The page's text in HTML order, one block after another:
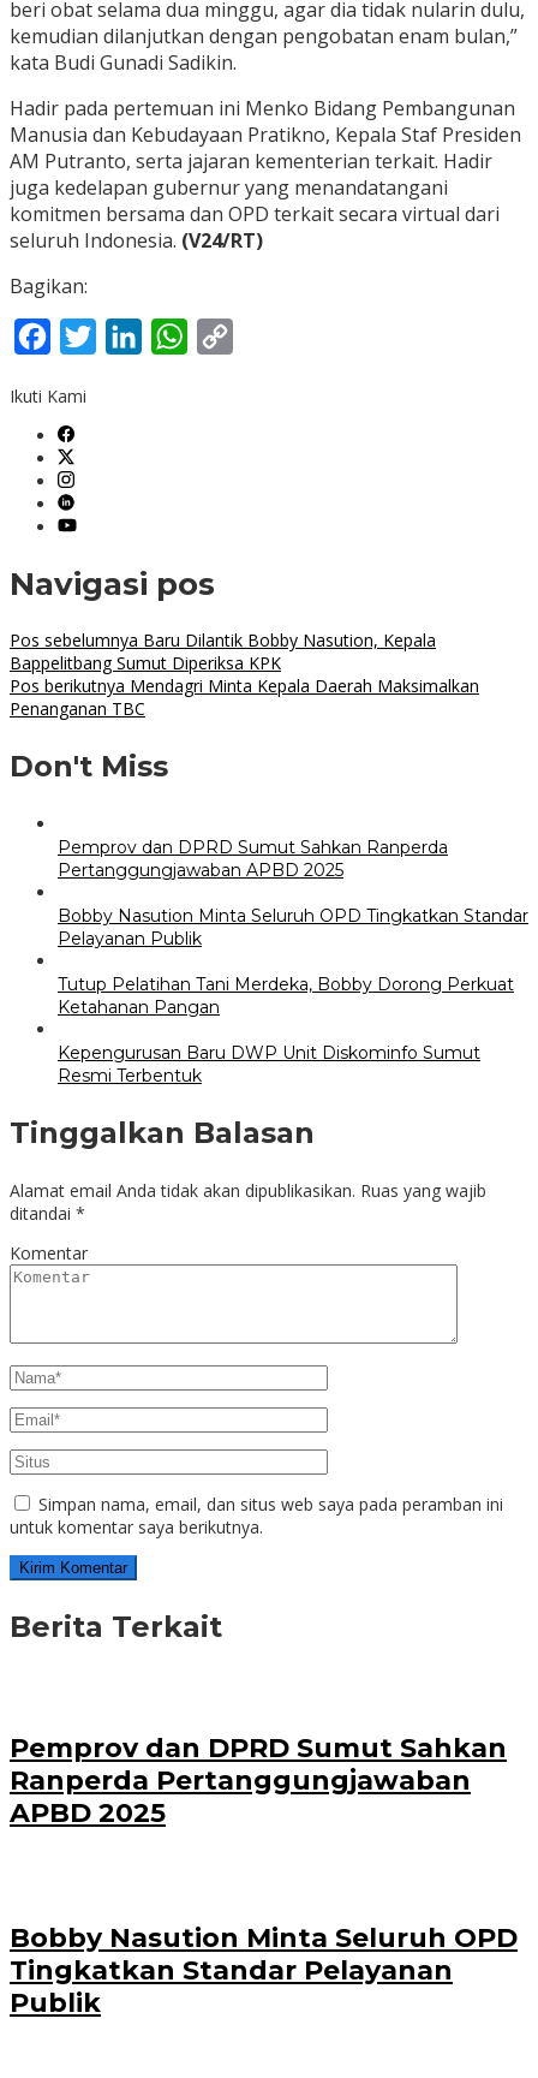
beri obat selama dua minggu, agar dia tidak nularin dulu,
kemudian dilanjutkan dengan pengobatan enam bulan,”
kata Budi Gunadi Sadikin.
Hadir pada pertemuan ini Menko Bidang Pembangunan
Manusia dan Kebudayaan Pratikno, Kepala Staf Presiden
AM Putranto, serta jajaran kementerian terkait. Hadir
juga kedelapan gubernur yang menandatangani
komitmen bersama dan OPD terkait secara virtual dari
seluruh Indonesia. (V24/RT)
Bagikan:
FacebookTwitterLinkedInWhatsApp
Ikuti Kami
Navigasi pos
Pos sebelumnya Baru Dilantik Bobby Nasution, Kepala
Bappelitbang Sumut Diperiksa KPK
Pos berikutnya Mendagri Minta Kepala Daerah Maksimalkan
Penanganan TBC
Don't Miss
Pemprov dan DPRD Sumut Sahkan Ranperda
Pertanggungjawaban APBD 2025
Bobby Nasution Minta Seluruh OPD Tingkatkan Standar
Pelayanan Publik
Tutup Pelatihan Tani Merdeka, Bobby Dorong Perkuat
Ketahanan Pangan
Kepengurusan Baru DWP Unit Diskominfo Sumut
Resmi Terbentuk
Tinggalkan Balasan
Alamat email Anda tidak akan dipublikasikan. Ruas yang wajib
ditandai *
Komentar
Simpan nama, email, dan situs web saya pada peramban ini
untuk komentar saya berikutnya.
Berita Terkait
Pemprov dan DPRD Sumut Sahkan
Ranperda Pertanggungjawaban
APBD 2025
Bobby Nasution Minta Seluruh OPD
Tingkatkan Standar Pelayanan
Publik